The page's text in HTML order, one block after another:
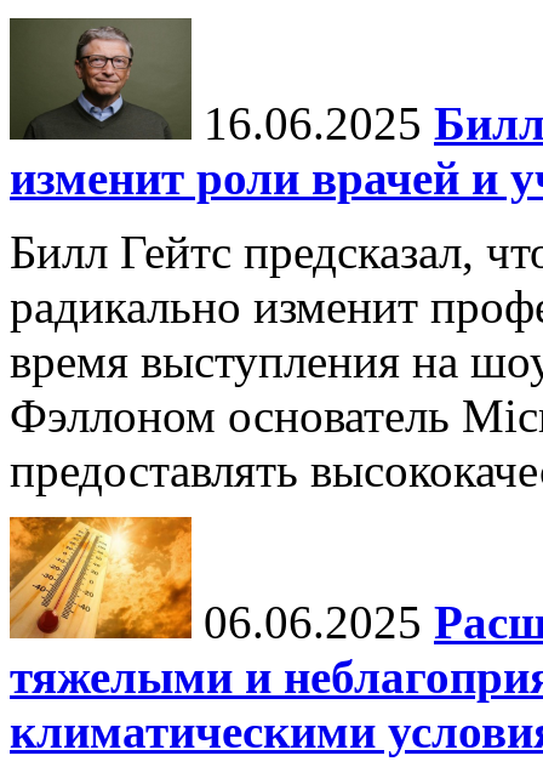
16.06.2025
изменит роли врачей и
Билл Гейтс предсказал,
радикально изменит
время выступления на
Фэллоном основатель
предоставлять
06.06.2025
тяжелыми и
климатическими